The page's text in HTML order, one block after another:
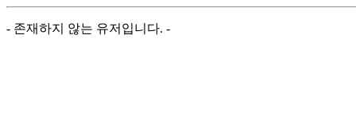
- 존재하지 않는 유저입니다. -